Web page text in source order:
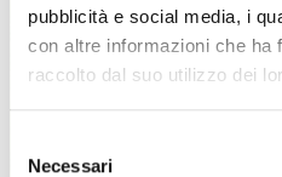
pubblicità e social media, i
con altre informazioni che ha
raccolto dal suo utilizzo dei
delNecessari